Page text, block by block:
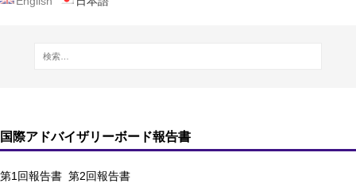
国際アドバイザリーボード報告書
第1回報告書 第2回報告書